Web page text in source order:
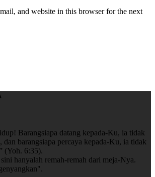
and website in this browser for the next
Barangsiapa datang kepada-Ku, ia tidak
dan barangsiapa percaya kepada-Ku, ia tidak
(Yoh. 6:35).
hanyalah remah-remah dari meja-Nya.